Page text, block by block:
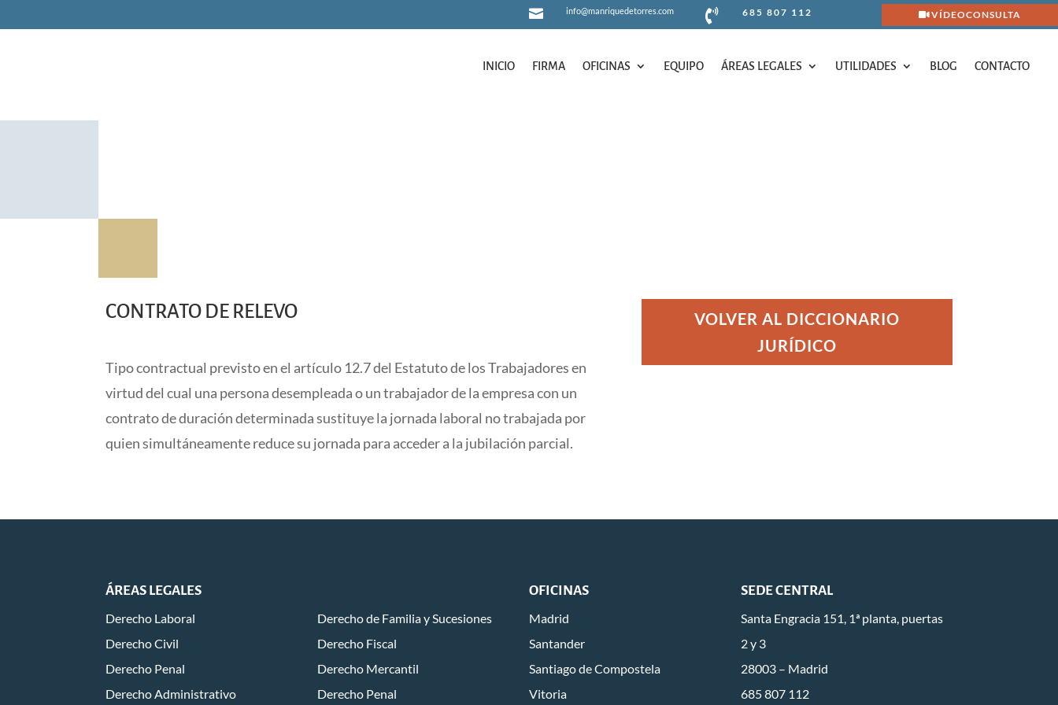
 info@manriquedetorres.com  685 807 112 VÍDEOCONSULTA
INICIO FIRMA OFICINAS EQUIPO ÁREAS LEGALES UTILIDADES BLOG CONTACTO
EQUIPO
CONTRATO DE RELEVO
Tipo contractual previsto en el artículo 12.7 del Estatuto de los Trabajadores en
virtud del cual una persona desempleada o un trabajador de la empresa con un
contrato de duración determinada sustituye la jornada laboral no trabajada por
quien simultáneamente reduce su jornada para acceder a la jubilación parcial.
VOLVER AL DICCIONARIO
JURÍDICO
ÁREAS LEGALES
Derecho Laboral
Derecho Civil
Derecho Penal
Derecho Administrativo
Derecho de Familia y Sucesiones
Derecho Fiscal
Derecho Mercantil
Derecho Penal
OFICINAS
Madrid
Santander
Santiago de Compostela
Vitoria
SEDE CENTRAL
Santa Engracia 151, 1ª planta, puertas
2 y 3
28003 – Madrid
685 807 112